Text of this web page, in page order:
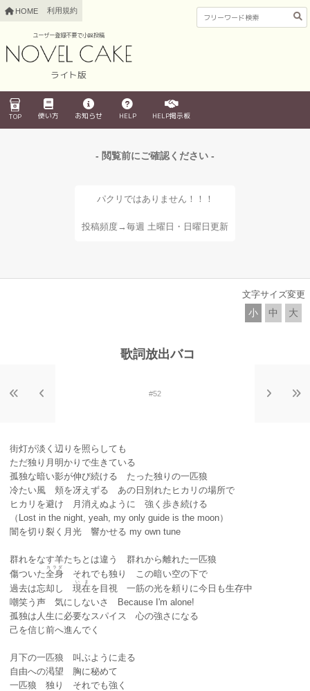
HOME 利用規約
ユーザー登録不要で小説投稿
ライト版
TOP 使い方 お知らせ HELP HELP掲示板
- 閲覧前にご確認ください -
パクリではありません！！！
投稿頻度→毎週 土曜日・日曜日更新
文字サイズ変更
小 中 大
歌詞放出バコ
#52
街灯が淡く辺りを照らしても
ただ独り月明かりで生きている
孤独な暗い影が伸び続ける たった独りの一匹狼
冷たい風 頬を冴えずる あの日別れたヒカリの場所で
ヒカリを避け 月消えぬように 強く歩き続ける
（Lost in the night, yeah, my only guide is the moon）
闇を切り裂く月光 響かせる my own tune
群れをなす羊たちとは違う 群れから離れた一匹狼
傷ついた全身
カラダ
それでも独り この暗い空の下で
過去は忘却し 現在
いま
を目視 一筋の光を頼りに今日も生存中
嘲笑う声 気にしないさ Because I'm alone!
孤独は人生に必要なスパイス 心の強さになる
己を信じ前へ進んでく
月下の一匹狼 叫ぶように走る
自由への渇望 胸に秘めて
一匹狼 独り それでも強く